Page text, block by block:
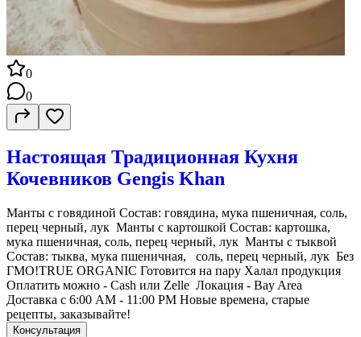
0
0
Настоящая Традиционная Кухня
Кочевников Gengis Khan
Манты с говядиной Состав: говядина, мука пшеничная, соль,
перец черный, лук Манты с картошкой Состав: картошка,
мука пшеничная, соль, перец черный, лук Манты с тыквой
Состав: тыква, мука пшеничная, соль, перец черный, лук Без
ГМО!TRUE ORGANIC Готовится на пару Халал продукция
Оплатить можно - Cash или Zelle Локация - Bay Area
Доставка с 6:00 AM - 11:00 PM Новые времена, старые
рецепты, заказывайте!
Консультация